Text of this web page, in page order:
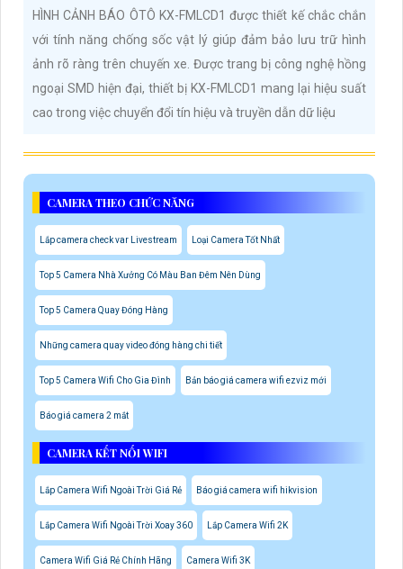
HÌNH CẢNH BÁO ÔTÔ KX-FMLCD1 được thiết kế chắc chắn
với tính năng chống sốc vật lý giúp đảm bảo lưu trữ hình
ảnh rõ ràng trên chuyến xe. Được trang bị công nghệ hồng
ngoại SMD hiện đại, thiết bị KX-FMLCD1 mang lại hiệu suất
cao trong việc chuyển đổi tín hiệu và truyền dẫn dữ liệu
CAMERA THEO CHỨC NĂNG
Lắp camera check var Livestream Loại Camera Tốt Nhất
Top 5 Camera Nhà Xưởng Có Màu Ban Đêm Nên Dùng
Top 5 Camera Quay Đóng Hàng
Những camera quay video đóng hàng chi tiết
Top 5 Camera Wifi Cho Gia Đình Bản báo giá camera wifi ezviz mới
Báo giá camera 2 mắt
CAMERA KẾT NỐI WIFI
Lắp Camera Wifi Ngoài Trời Giá Rẻ Báo giá camera wifi hikvision
Lắp Camera Wifi Ngoài Trời Xoay 360 Lắp Camera Wifi 2K
Camera Wifi Giá Rẻ Chính Hãng Camera Wifi 3K